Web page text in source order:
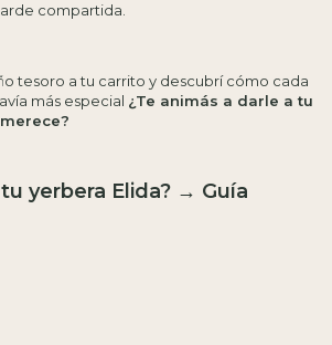
compartida.
tesoro a tu carrito y descubrí cómo cada
más especial ¿Te animás a darle a tu
yerbera Elida? → Guía